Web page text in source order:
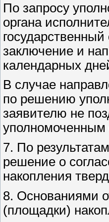
По запросу
органа
заключение и
календарных
В случае
по решению
заявителю не
уполномоченным
7. По
решение о
накопления
8. Основаниями
(площадки)